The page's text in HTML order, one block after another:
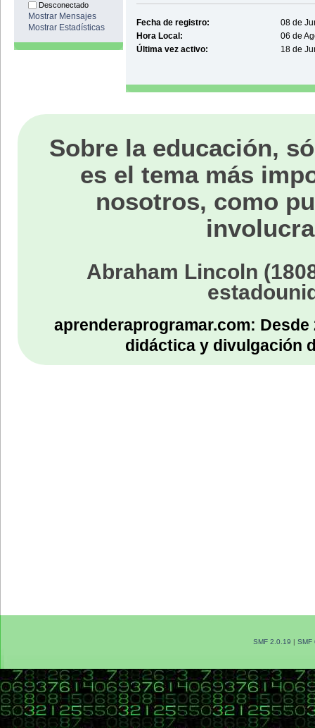
Desconectado
Mostrar Mensajes
Mostrar Estadísticas
Fecha de registro:
08 de
Hora Local:
06 de
Última vez activo:
18 de
Sobre la educación,
es el tema más
nosotros, como
Abraham Lincoln
aprenderaprogramar.com:
didáctica y divulgación
SMF 2.0.19 SMF